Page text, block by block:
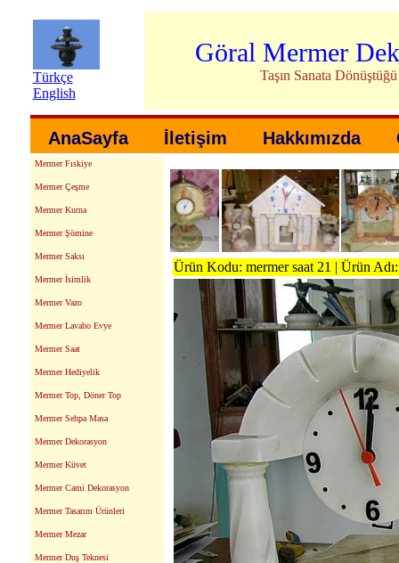
Türkçe
English
Göral Mermer
Taşın Sanata
AnaSayfa İletişim Hakkımızda
Mermer Fıskiye
Mermer Çeşme
Mermer Kurna
Mermer Şömine
Mermer Saksı
Mermer İsimlik
Mermer Vazo
Mermer Lavabo Evye
Mermer Saat
Mermer Hediyelik
Mermer Top, Döner Top
Mermer Sehpa Masa
Mermer Dekorasyon
Mermer Küvet
Mermer Cami Dekorasyon
Mermer Tasarım Ürünleri
Mermer Mezar
Mermer Duş Teknesi
Ürün Kodu: mermer saat 21 | Ürün